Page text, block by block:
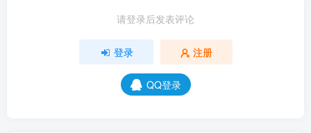
请登录后发表评论
登录 注册
QQ登录